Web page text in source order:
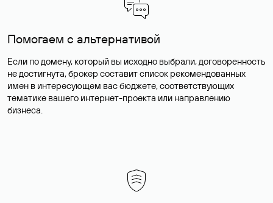
Помогаем с альтернативой
Если по домену, который вы исходно выбрали, договоренность
не достигнута, брокер составит список рекомендованных
имен в интересующем вас бюджете, соответствующих
тематике вашего интернет-проекта или направлению
бизнеса.